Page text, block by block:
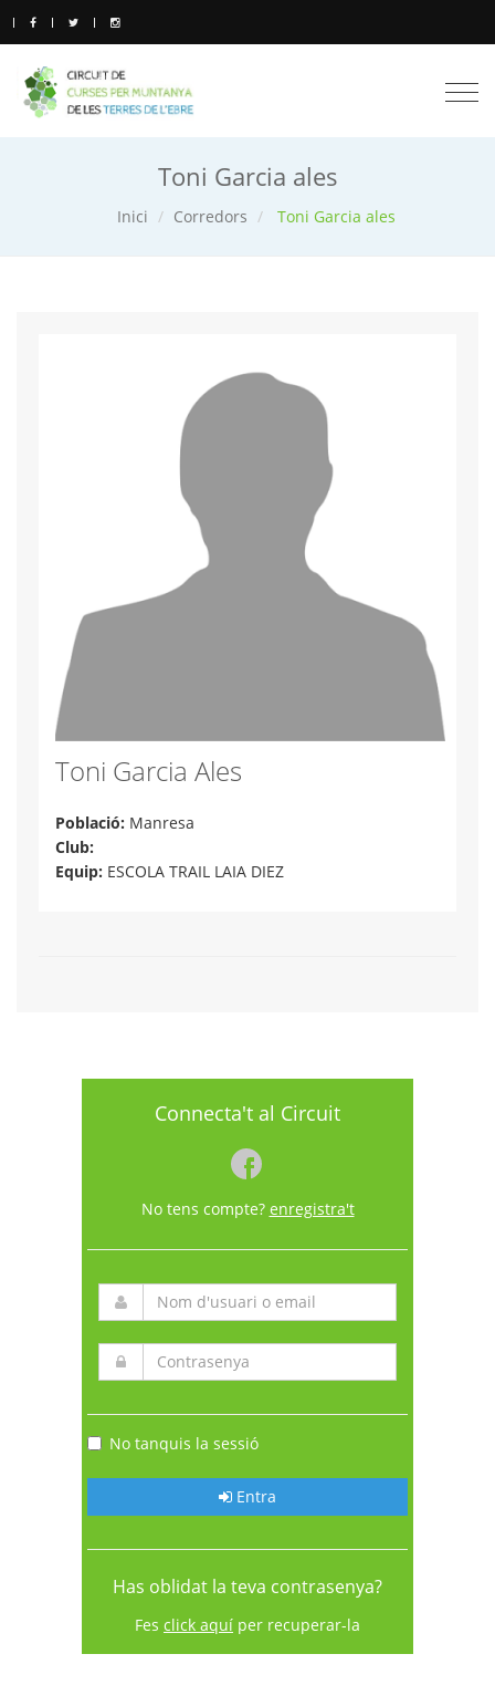
Toni Garcia ales
Inici Corredors Toni Garcia ales
Toni Garcia Ales
Població: Manresa
Club:
Equip: ESCOLA TRAIL LAIA DIEZ
Connecta't al Circuit
No tens compte? enregistra't
No tanquis la sessió
Entra
Has oblidat la teva contrasenya?
Fes click aquí per recuperar-la